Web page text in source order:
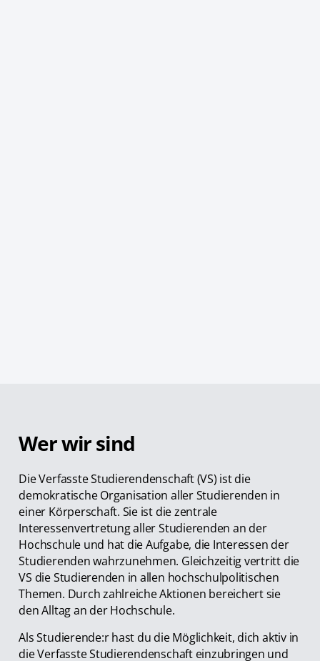
Wer wir sind
Die Verfasste Studierendenschaft (VS) ist die
demokratische Organisation aller Studierenden in
einer Körperschaft. Sie ist die zentrale
Interessenvertretung aller Studierenden an der
Hochschule und hat die Aufgabe, die Interessen der
Studierenden wahrzunehmen. Gleichzeitig vertritt die
VS die Studierenden in allen hochschulpolitischen
Themen. Durch zahlreiche Aktionen bereichert sie
den Alltag an der Hochschule.
Als Studierende:r hast du die Möglichkeit, dich aktiv in
die Verfasste Studierendenschaft einzubringen und